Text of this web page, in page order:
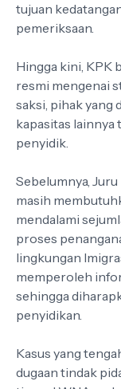
tujuan
pemeriksaan.
Hingga kini, KPK
resmi mengenai
saksi, pihak yang
kapasitas lainnya
penyidik.
Sebelumnya,
masih
mendalami
proses
lingkungan
memperoleh
sehingga
penyidikan.
Kasus yang
dugaan tindak